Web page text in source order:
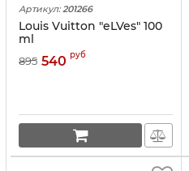
Артикул: 201266
Louis Vuitton "eLVes" 100
ml
895 540 руб